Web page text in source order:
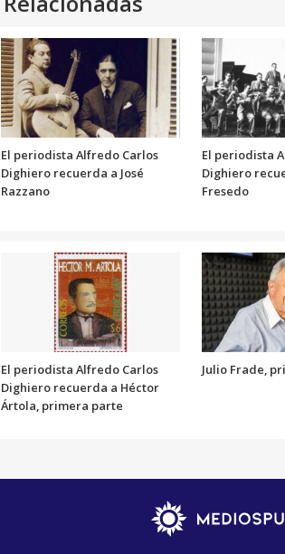
El periodista Alfredo Carlos
Dighiero recuerda a José
Razzano
El periodista
Dighiero
Fresedo
El periodista Alfredo Carlos
Dighiero recuerda a Héctor
Ártola, primera parte
Julio Frade,